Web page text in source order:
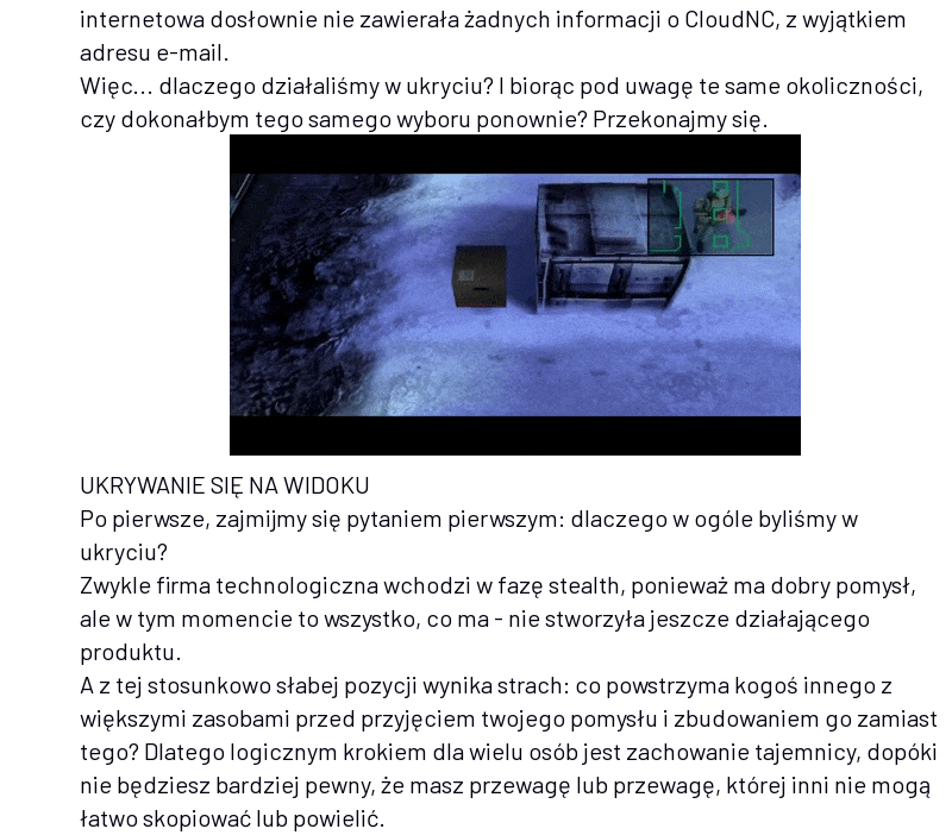
internetowa dosłownie nie zawierała żadnych informacji o CloudNC, z wyjątkiem
adresu e-mail.
Więc... dlaczego działaliśmy w ukryciu? I biorąc pod uwagę te same okoliczności,
czy dokonałbym tego samego wyboru ponownie? Przekonajmy się.
UKRYWANIE SIĘ NA WIDOKU
Po pierwsze, zajmijmy się pytaniem pierwszym: dlaczego w ogóle byliśmy w
ukryciu?
Zwykle firma technologiczna wchodzi w fazę stealth, ponieważ ma dobry pomysł,
ale w tym momencie to wszystko, co ma - nie stworzyła jeszcze działającego
produktu.
A z tej stosunkowo słabej pozycji wynika strach: co powstrzyma kogoś innego z
większymi zasobami przed przyjęciem twojego pomysłu i zbudowaniem go zamiast
tego? Dlatego logicznym krokiem dla wielu osób jest zachowanie tajemnicy, dopóki
nie będziesz bardziej pewny, że masz przewagę lub przewagę, której inni nie mogą
łatwo skopiować lub powielić.